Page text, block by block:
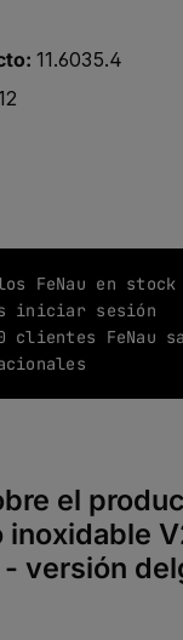
11.6035.4
FeNau en stock
iniciar sesión
clientes FeNau
el
inoxidable
versión